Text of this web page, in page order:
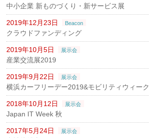
中小企業 新ものづくり・新サービス展
2019年12月23日 Beacon
クラウドファンディング
2019年10月5日 展示会
産業交流展2019
2019年9月22日 展示会
横浜カーフリーデー2019&モビリティウィーク
2018年10月12日 展示会
Japan IT Week 秋
2017年5月24日 展示会